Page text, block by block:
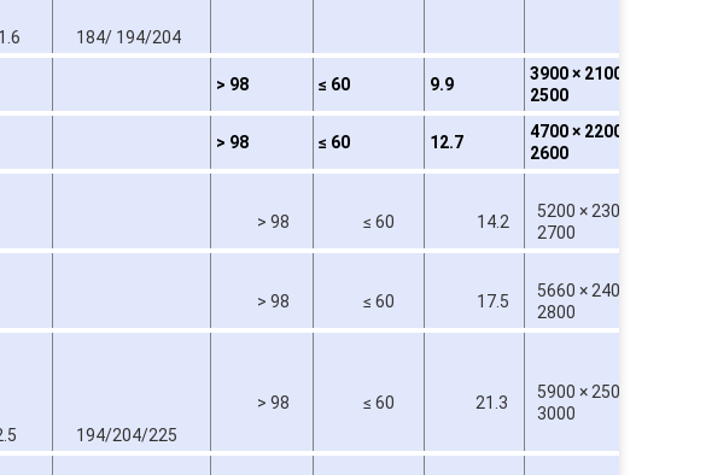
184/ 194/204
> 98 ≤ 60 9.9
3900 × 2100 ×
2500
> 98 ≤ 60 12.7
4700 × 2200 ×
2600
> 98 ≤ 60 14.2
5200 × 2300 ×
2700
> 98 ≤ 60 17.5
5660 × 2400 ×
2800
194/204/225
> 98 ≤ 60 21.3
5900 × 2500 ×
3000